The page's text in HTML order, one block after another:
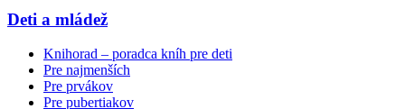
Deti a mládež
Knihorad – poradca kníh pre deti
Pre najmenších
Pre prvákov
Pre pubertiakov